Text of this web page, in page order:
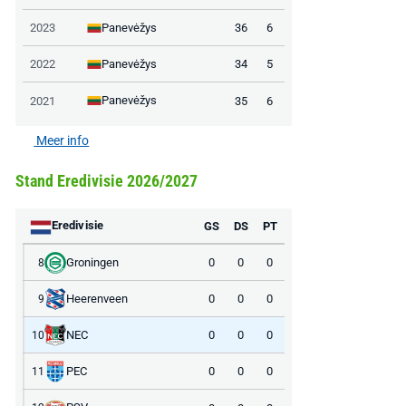
2023 Panevėžys 36 6
2022 Panevėžys 34 5
2021 Panevėžys 35 6
Meer info
Stand Eredivisie 2026/2027
Eredivisie GS DS PT
8 Groningen 0 0 0
9 Heerenveen 0 0 0
10 NEC 0 0 0
11 PEC 0 0 0